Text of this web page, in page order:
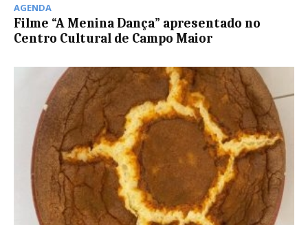
AGENDA
Filme “A Menina Dança” apresentado no
Centro Cultural de Campo Maior